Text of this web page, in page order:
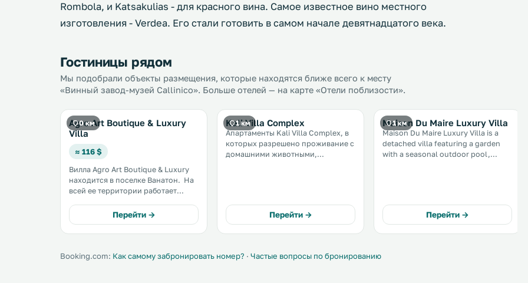
Rombola, и Katsakulias - для красного вина. Самое известное вино местного
изготовления - Verdea. Его стали готовить в самом начале девятнадцатого века.
Гостиницы рядом
Мы подобрали объекты размещения, которые находятся ближе всего к месту
«Винный завод-музей Callinico». Больше отелей — на карте «Отели поблизости».
0 км
Agro Art Boutique & Luxury
Villa
≈ 116 $
Вилла Agro Art Boutique & Luxury
находится в поселке Ванатон. На
всей ее территории работает
погоду гости могут провести
время в саду виллы и
воспользоваться
Перейти →
1 км
Kali Villa Complex
Апартаменты Kali Villa Complex, в
которых разрешено проживание с
домашними животными,
Перейти →
1 км
Maison Du Maire Luxury Villa
Maison Du Maire Luxury Villa is a
detached villa featuring a garden
with a seasonal outdoor pool,
Перейти →
Booking.com: Как самому забронировать номер? · Частые вопросы по бронированию